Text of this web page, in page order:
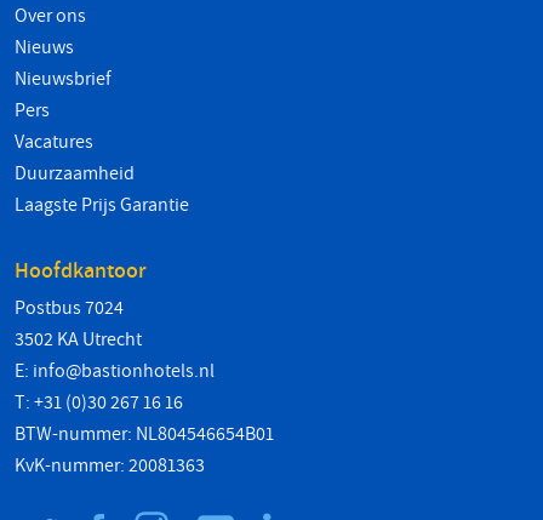
Over ons
Nieuws
Nieuwsbrief
Pers
Vacatures
Duurzaamheid
Laagste Prijs Garantie
Hoofdkantoor
Postbus 7024
3502 KA Utrecht
E: info@bastionhotels.nl
T: +31 (0)30 267 16 16
BTW-nummer: NL804546654B01
KvK-nummer: 20081363